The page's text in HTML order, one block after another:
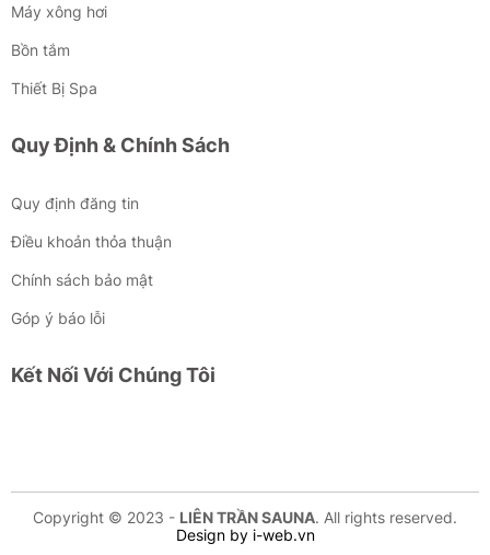
Máy xông hơi
Bồn tắm
Thiết Bị Spa
Quy Định & Chính Sách
Quy định đăng tin
Điều khoản thỏa thuận
Chính sách bảo mật
Góp ý báo lỗi
Kết Nối Với Chúng Tôi
Copyright © 2023 - LIÊN TRẦN SAUNA. All rights reserved.
Design by i-web.vn